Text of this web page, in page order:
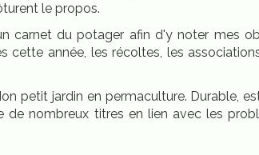
le propos.
carnet du potager afin d'y noter mes
année, les récoltes, les
petit jardin en permaculture. Durable,
nombreux titres en lien avec les